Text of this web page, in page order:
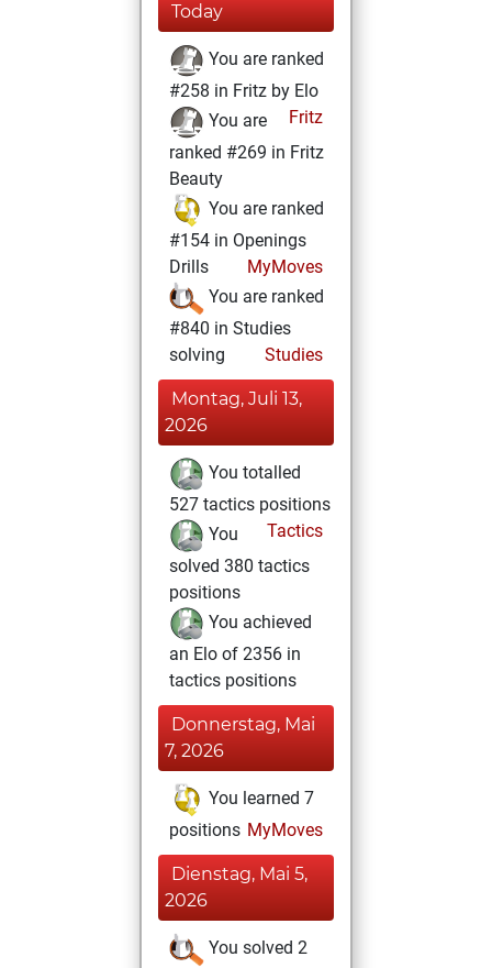
Today
You are ranked
#258 in Fritz by Elo
Fritz
You are
ranked #269 in Fritz
Beauty
You are ranked
#154 in Openings
Drills
MyMoves
You are ranked
#840 in Studies
solving
Studies
Montag, Juli 13,
2026
You totalled
527 tactics positions
Tactics
You
solved 380 tactics
positions
You achieved
an Elo of 2356 in
tactics positions
Donnerstag, Mai
7, 2026
You learned 7
positions MyMoves
Dienstag, Mai 5,
2026
You solved 2